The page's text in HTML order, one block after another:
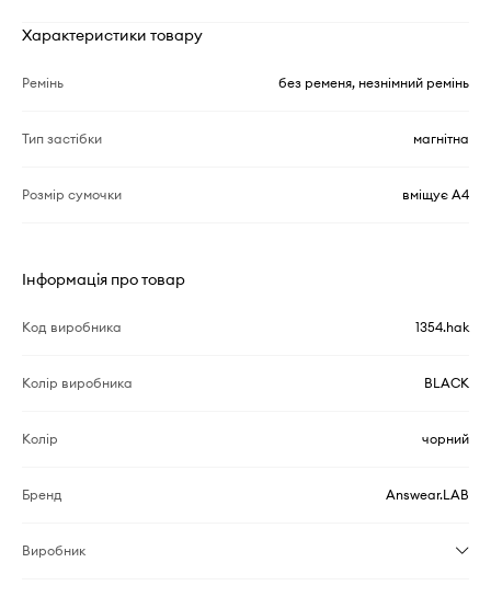
Характеристики товару
Ремінь без ременя, незнімний ремінь
Тип застібки магнітна
Розмір сумочки вміщує А4
Інформація про товар
Код виробника 1354.hak
Колір виробника BLACK
Колір чорний
Бренд Answear.LAB
Виробник